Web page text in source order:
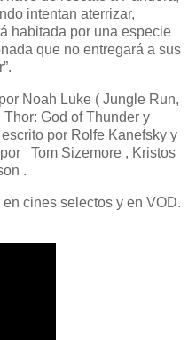
intentan aterrizar,
habitada por una especie
que no entregará a sus
Noah Luke ( Jungle Run,
God of Thunder y
por Rolfe Kanefsky y
Tom Sizemore , Kristos
.
cines selectos y en VOD.